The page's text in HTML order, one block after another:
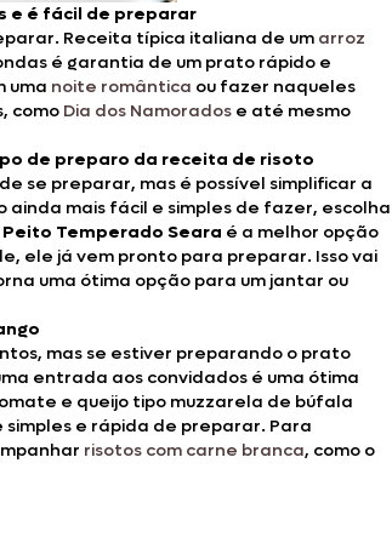
e é fácil de preparar
Receita típica italiana de um arroz
é garantia de um prato rápido e
uma noite romântica ou fazer naqueles
como Dia dos Namoradose até mesmo
de preparo da receita de risoto
se preparar, mas é possível simplificar a
mais fácil e simples de fazer, escolha
Peito Temperado Seara é a melhor opção
ele já vem pronto para preparar. Isso vai
uma ótima opção para um jantar ou
mas se estiver preparando o prato
entrada aos convidados é uma ótima
e queijo tipo muzzarela de búfala
e rápida de preparar. Para
risotos com carne branca, como o